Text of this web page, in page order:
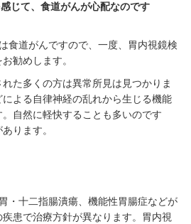
じて、食道がんが心配なのです
道がんですので、一度、胃内視鏡検
勧めします。
た多くの方は異常所見は見つかりま
よる自律神経の乱れから生じる機能
自然に軽快することも多いのです
ります。
・十二指腸潰瘍、機能性胃腸症などが
患で治療方針が異なります。胃内視